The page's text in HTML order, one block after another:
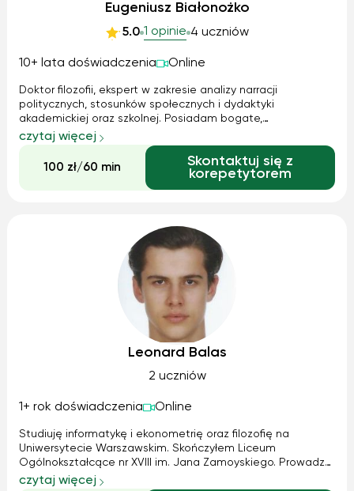
Eugeniusz Białonożko
5.0 1 opinie 4 uczniów
10+ lata doświadczenia Online
Doktor filozofii, ekspert w zakresie analizy narracji
politycznych, stosunków społecznych i dydaktyki
akademickiej oraz szkolnej. Posiadam bogate,
kilkunastoletnie doświadczenie w prowadzeniu autorskich
programów nauczania dla studentów oraz uczniów (od
szkoły podstawowej do liceum).
czytaj więcej
100 zł/60 min
Skontaktuj się z
korepetytorem
Leonard Balas
2 uczniów
1+ rok doświadczenia Online
Studiuję informatykę i ekonometrię oraz filozofię na
Uniwersytecie Warszawskim. Skończyłem Liceum
Ogólnokształcące nr XVIII im. Jana Zamoyskiego. Prowadzę
zajęcia na poziomie szkoły podstawowej i średniej (matura
czytaj więcej